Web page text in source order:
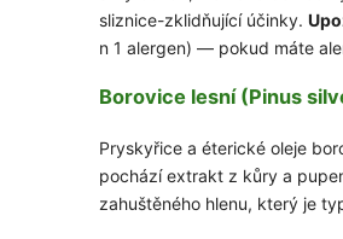
sliznice-zklidňující účinky.
n 1 alergen) — pokud máte
Borovice lesní (Pinus
Pryskyřice a éterické oleje
pochází extrakt z kůry a
zahuštěného hlenu, který je